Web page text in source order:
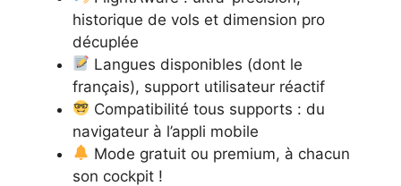
historique de vols et dimension pro
décuplée
Langues disponibles (dont le
français), support utilisateur réactif
Compatibilité tous supports : du
navigateur à l’appli mobile
Mode gratuit ou premium, à chacun
son cockpit !